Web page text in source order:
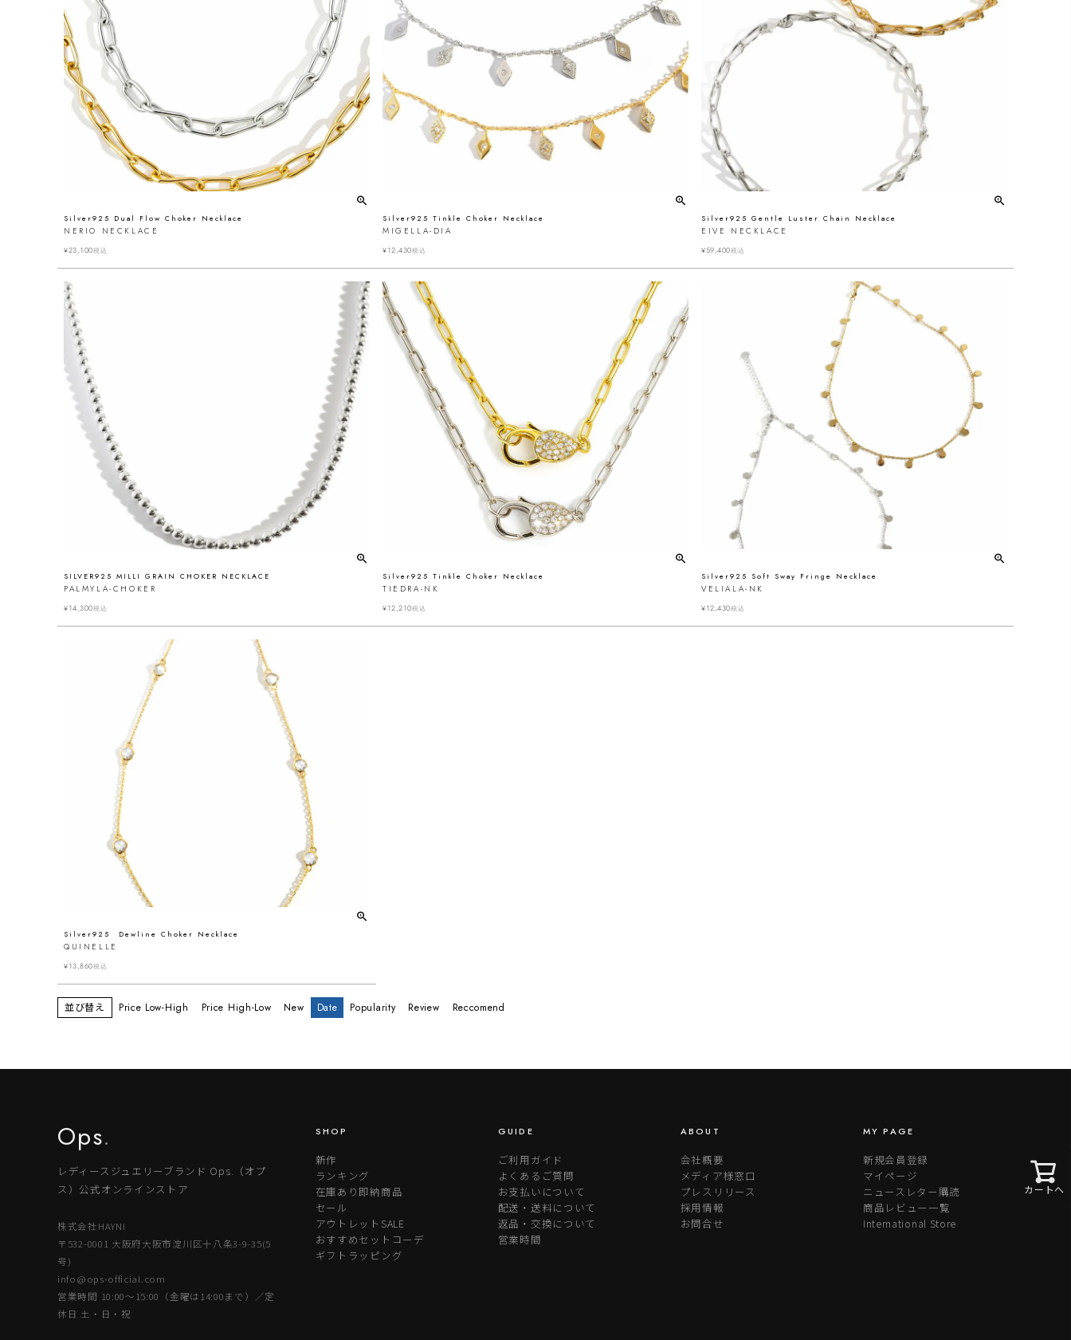
Silver925 Dual Flow Choker Necklace
NERIO NECKLACE
¥23,100税込
Silver925 Tinkle Choker Necklace
MIGELLA-DIA
¥12,430税込
Silver925 Gentle Luster Chain Necklace
EIVE NECKLACE
¥59,400税込
SILVER925 MILLI GRAIN CHOKER NECKLACE
PALMYLA-CHOKER
¥14,300税込
Silver925 Tinkle Choker Necklace
TIEDRA-NK
¥12,210税込
Silver925 Soft Sway Fringe Necklace
VELIALA-NK
¥12,430税込
Silver925 Dewline Choker Necklace
QUINELLE
¥13,860税込
並び替え Price Low-High Price High-Low New Date Popularity Review Reccomend
カートへ
Ops.
レディースジュエリーブランド Ops.（オプ
ス）公式オンラインストア
株式会社HAYNI
〒532-0001 大阪府大阪市淀川区十八条3-9-35(5
号)
info@ops-official.com
営業時間 10:00〜15:00（金曜は14:00まで）／定
休日 土・日・祝
SHOP
新作
ランキング
在庫あり即納商品
セール
アウトレットSALE
おすすめセットコーデ
ギフトラッピング
GUIDE
ご利用ガイド
よくあるご質問
お支払いについて
配送・送料について
返品・交換について
営業時間
ABOUT
会社概要
メディア様窓口
プレスリリース
採用情報
お問合せ
MY PAGE
新規会員登録
マイページ
ニュースレター購読
商品レビュー一覧
International Store